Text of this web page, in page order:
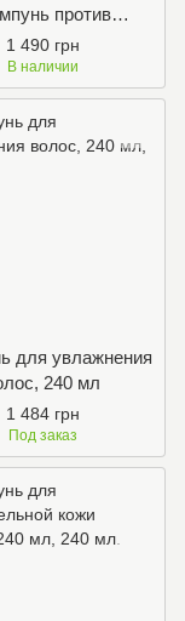
против
StaminORising
1 490 грн
В наличии
для увлажнения
240 мл
1 484 грн
Под заказ